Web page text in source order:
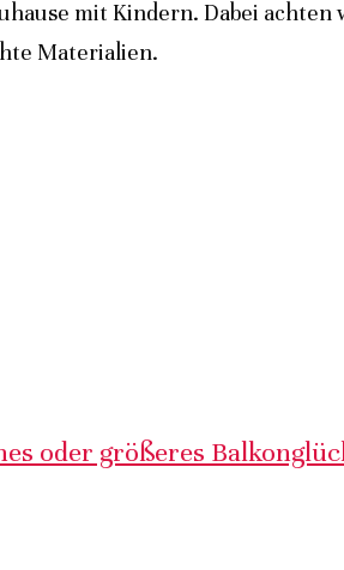
mit Kindern. Dabei
Materialien.
oder größeres